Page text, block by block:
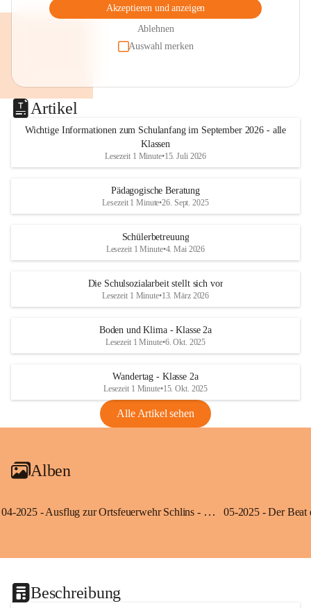
Akzeptieren und anzeigen
Ablehnen
Auswahl merken
Artikel
Wichtige Informationen zum Schulanfang im September 2026 - alle
Klassen
Lesezeit 1 Minute•15. Juli 2026
Pädagogische Beratung
Lesezeit 1 Minute•26. Sept. 2025
Schülerbetreuung
Lesezeit 1 Minute•4. Mai 2026
Die Schulsozialarbeit stellt sich vor
Lesezeit 1 Minute•13. März 2026
Boden und Klima - Klasse 2a
Lesezeit 1 Minute•6. Okt. 2025
Wandertag - Klasse 2a
Lesezeit 1 Minute•15. Okt. 2025
Alle Artikel sehen
Alben
04-2025 - Ausflug zur Ortsfeuerwehr Schlins - Klassen 3a und 3b
Beschreibung